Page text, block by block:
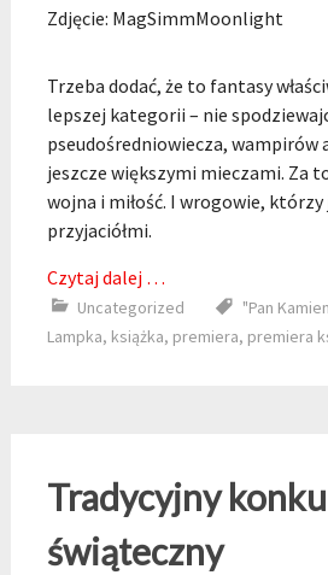
Zdjęcie: MagSimmMoonlight
Trzeba dodać, że to fantasy
lepszej kategorii – nie
pseudośredniowiecza, wampirów
jeszcze większymi mieczami. Za
wojna i miłość. I wrogowie,
przyjaciółmi.
Czytaj dalej …
Uncategorized "Pan
Lampka, książka, premiera, premiera
Tradycyjny
świąteczny